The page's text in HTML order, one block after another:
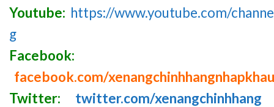
Youtube: https://www.youtube.com/
g
Facebook:
facebook.com/xenangchinhhangnhapkhau
Twitter:
twitter.com/xenangchinhhang